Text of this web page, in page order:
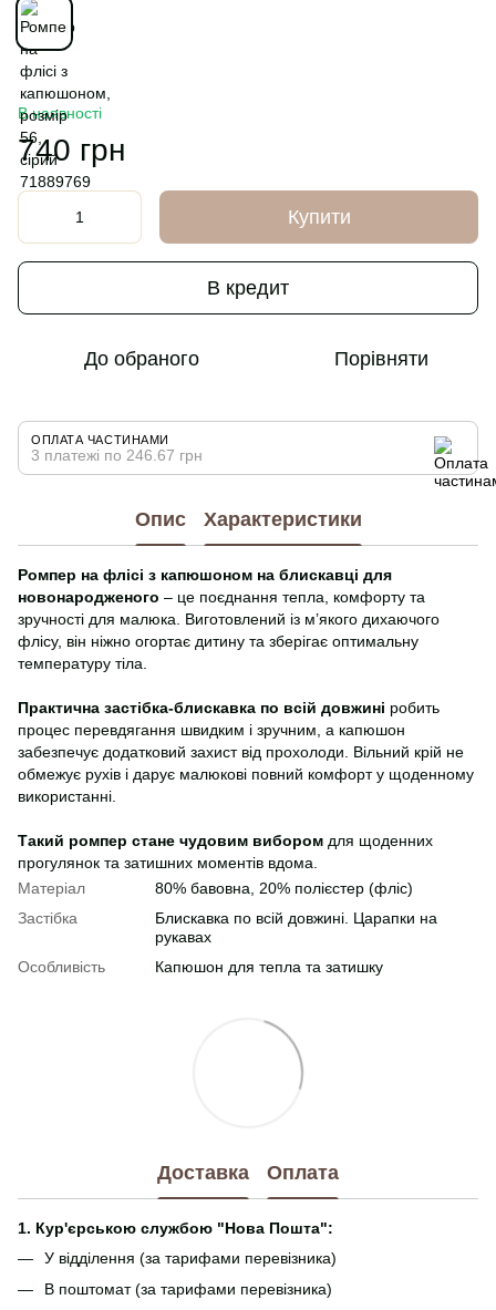
В наявності
740 грн
Купити
В кредит
До обраного Порівняти
ОПЛАТА ЧАСТИНАМИ
3 платежі по 246.67 грн
Опис Характеристики
Ромпер на флісі з капюшоном на блискавці для
новонародженого – це поєднання тепла, комфорту та
зручності для малюка. Виготовлений із м’якого дихаючого
флісу, він ніжно огортає дитину та зберігає оптимальну
температуру тіла.
Практична застібка-блискавка по всій довжині робить
процес перевдягання швидким і зручним, а капюшон
забезпечує додатковий захист від прохолоди. Вільний крій не
обмежує рухів і дарує малюкові повний комфорт у щоденному
використанні.
Такий ромпер стане чудовим вибором для щоденних
прогулянок та затишних моментів вдома.
Матеріал
80% бавовна, 20% полієстер (фліс)
Застібка
Блискавка по всій довжині. Царапки на
рукавах
Особливість
Капюшон для тепла та затишку
Доставка Оплата
1. Кур'єрською службою "Нова Пошта":
У відділення (за тарифами перевізника)
В поштомат (за тарифами перевізника)